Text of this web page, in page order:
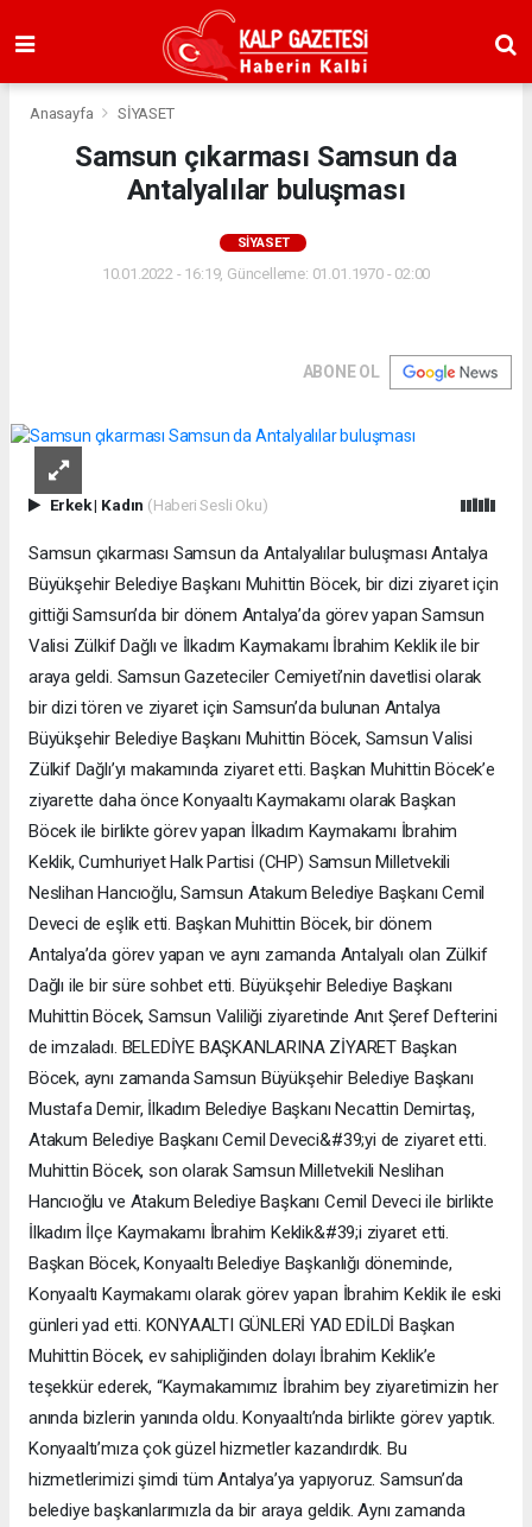
Anasayfa SİYASET
Samsun çıkarması Samsun da
Antalyalılar buluşması
SİYASET
10.01.2022 - 16:19, Güncelleme: 01.01.1970 - 02:00
ABONE OL
Erkek| Kadın (Haberi Sesli Oku)
Samsun çıkarması Samsun da Antalyalılar buluşması Antalya
Büyükşehir Belediye Başkanı Muhittin Böcek, bir dizi ziyaret için
gittiği Samsun’da bir dönem Antalya’da görev yapan Samsun
Valisi Zülkif Dağlı ve İlkadım Kaymakamı İbrahim Keklik ile bir
araya geldi. Samsun Gazeteciler Cemiyeti’nin davetlisi olarak
bir dizi tören ve ziyaret için Samsun’da bulunan Antalya
Büyükşehir Belediye Başkanı Muhittin Böcek, Samsun Valisi
Zülkif Dağlı’yı makamında ziyaret etti. Başkan Muhittin Böcek’e
ziyarette daha önce Konyaaltı Kaymakamı olarak Başkan
Böcek ile birlikte görev yapan İlkadım Kaymakamı İbrahim
Keklik, Cumhuriyet Halk Partisi (CHP) Samsun Milletvekili
Neslihan Hancıoğlu, Samsun Atakum Belediye Başkanı Cemil
Deveci de eşlik etti. Başkan Muhittin Böcek, bir dönem
Antalya’da görev yapan ve aynı zamanda Antalyalı olan Zülkif
Dağlı ile bir süre sohbet etti. Büyükşehir Belediye Başkanı
Muhittin Böcek, Samsun Valiliği ziyaretinde Anıt Şeref Defterini
de imzaladı. BELEDİYE BAŞKANLARINA ZİYARET Başkan
Böcek, aynı zamanda Samsun Büyükşehir Belediye Başkanı
Mustafa Demir, İlkadım Belediye Başkanı Necattin Demirtaş,
Atakum Belediye Başkanı Cemil Deveci&#39;yi de ziyaret etti.
Muhittin Böcek, son olarak Samsun Milletvekili Neslihan
Hancıoğlu ve Atakum Belediye Başkanı Cemil Deveci ile birlikte
İlkadım İlçe Kaymakamı İbrahim Keklik&#39;i ziyaret etti.
Başkan Böcek, Konyaaltı Belediye Başkanlığı döneminde,
Konyaaltı Kaymakamı olarak görev yapan İbrahim Keklik ile eski
günleri yad etti. KONYAALTI GÜNLERİ YAD EDİLDİ Başkan
Muhittin Böcek, ev sahipliğinden dolayı İbrahim Keklik’e
teşekkür ederek, “Kaymakamımız İbrahim bey ziyaretimizin her
anında bizlerin yanında oldu. Konyaaltı’nda birlikte görev yaptık.
Konyaaltı’mıza çok güzel hizmetler kazandırdık. Bu
hizmetlerimizi şimdi tüm Antalya’ya yapıyoruz. Samsun’da
belediye başkanlarımızla da bir araya geldik. Aynı zamanda